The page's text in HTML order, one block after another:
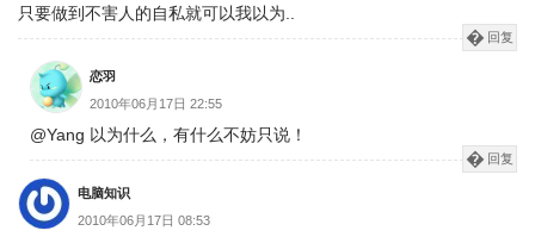
只要做到不害人的自私就可以我以为..
回复
恋羽
2010年06月17日 22:55
@Yang 以为什么，有什么不妨只说！
回复
电脑知识
2010年06月17日 08:53